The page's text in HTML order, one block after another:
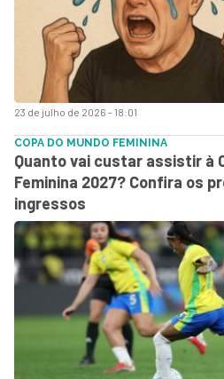
23 de julho de 2026 - 18:01
COPA DO MUNDO FEMININA
Quanto vai custar assistir à
Feminina 2027? Confira os
ingressos